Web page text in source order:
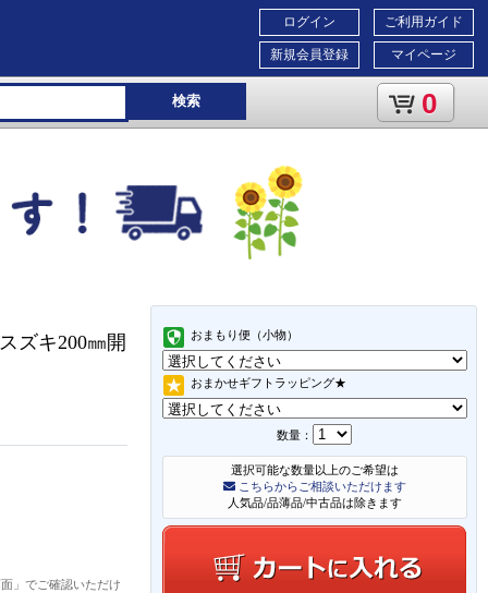
ご利用ガイド
マイページ
ログイン
新規会員登録
検索 0
おまもり便（小物）
おまかせギフトラッピング★
数量：
選択可能な数量以上のご希望は
こちらからご相談いただけます
人気品/品薄品/中古品は除きます
ズキ200㎜開
」でご確認いただけ